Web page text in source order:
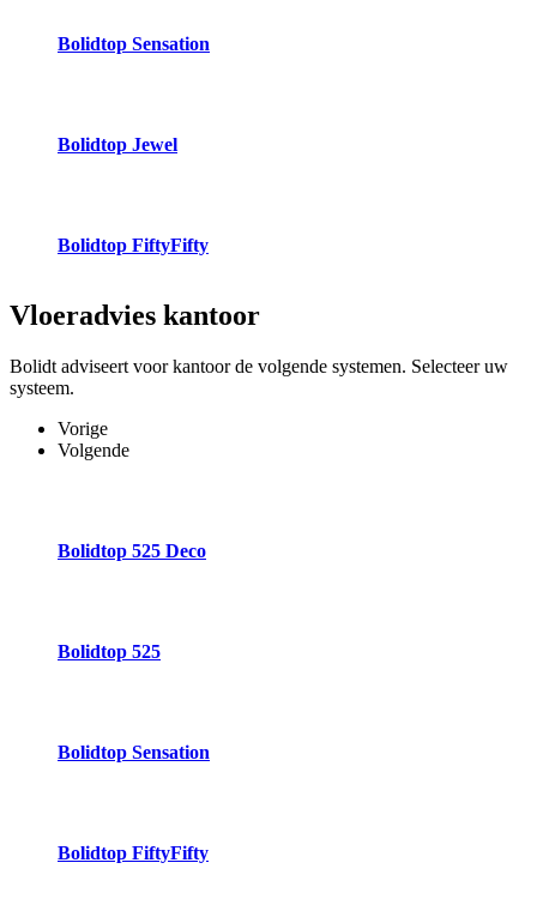
Bolidtop Sensation
Bolidtop Jewel
Bolidtop FiftyFifty
Vloeradvies kantoor
Bolidt adviseert voor kantoor de volgende systemen. Selecteer uw
systeem.
Vorige
Volgende
Bolidtop 525 Deco
Bolidtop 525
Bolidtop Sensation
Bolidtop FiftyFifty